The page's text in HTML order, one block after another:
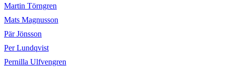
Martin Törngren
Mats Magnusson
Pär Jönsson
Per Lundqvist
Pernilla Ulfvengren